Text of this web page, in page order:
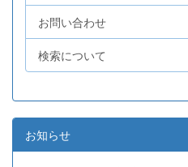
お問い合わせ
検索について
お知らせ